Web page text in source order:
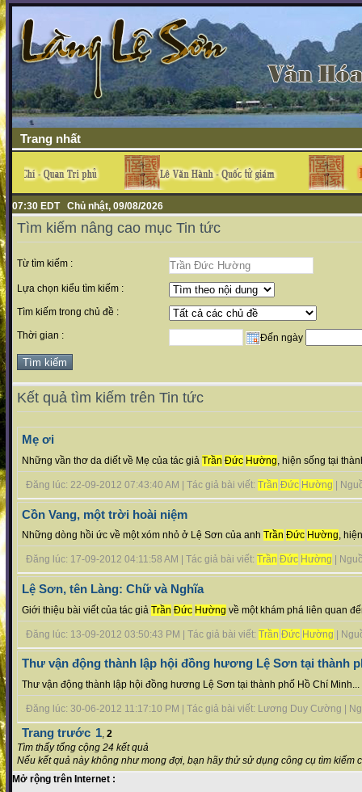
Trang nhất
07:30 EDT Chủ nhật, 09/08/2026
Tìm kiếm nâng cao mục Tin tức
Từ tìm kiếm :
Lựa chọn kiểu tìm kiếm :
Tìm kiếm trong chủ đề :
Thời gian : Đến ngày
Kết quả tìm kiếm trên Tin tức
Mẹ ơi
Những vần thơ da diết về Mẹ của tác giả Trần Đức Hường, hiện sống tại
Đăng lúc: 22-09-2012 07:43:40 AM | Tác giả bài viết: Trần Đức Hường |
Cồn Vang, một trời hoài niệm
Những dòng hồi ức về một xóm nhỏ ở Lệ Sơn của anh Trần Đức Hường,
Đăng lúc: 17-09-2012 04:11:58 AM | Tác giả bài viết: Trần Đức Hường |
Lệ Sơn, tên Làng: Chữ và Nghĩa
Giới thiệu bài viết của tác giả Trần Đức Hường về một khám phá liên quan
Đăng lúc: 13-09-2012 03:50:43 PM | Tác giả bài viết: Trần Đức Hường |
Thư vận động thành lập hội đồng hương Lệ Sơn tại thành
Thư vận động thành lập hội đồng hương Lệ Sơn tại thành phố Hồ Chí Minh...
Đăng lúc: 30-06-2012 11:17:10 PM | Tác giả bài viết: Lương Duy Cường |
Trang trước 1, 2
Tìm thấy tổng cộng 24 kết quả
Nếu kết quả này không như mong đợi, bạn hãy thử sử dụng công cụ tìm kiếm
Mở rộng trên Internet :